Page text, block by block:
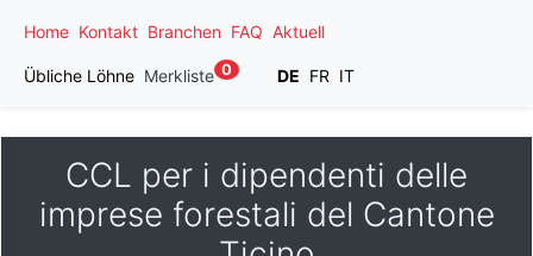
Home Kontakt Branchen FAQ Aktuell
Übliche Löhne Merkliste 0 DE FR IT
CCL per i dipendenti delle
imprese forestali del Cantone